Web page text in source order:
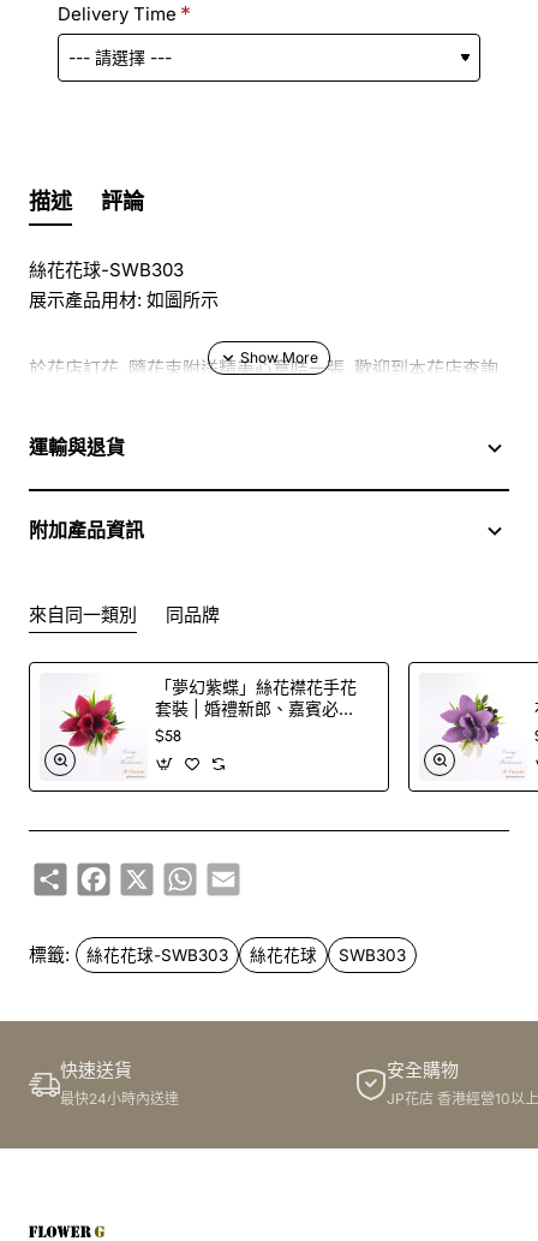
Delivery Time
描述 評論
絲花花球-SWB303
展示產品用材: 如圖所示
於花店訂花, 隨花束附送精美心意咭一張, 歡迎到本花店查詢
此花束價格不適用於(情人節期間 4/2-16/2)
運輸與退貨
附加產品資訊
來自同一類別 同品牌
「夢幻紫蝶」絲花襟花手花
套裝 | 婚禮新郎、嘉賓必
備！
$58
ShareFacebook
X WhatsApp
Email
標籤: 絲花花球-SWB303 絲花花球 SWB303
快速送貨
最快24小時內送達
安全購物
JP花店 香港經營10以